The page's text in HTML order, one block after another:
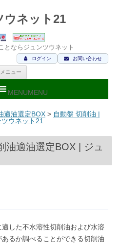
ウネット21
とならジュンツウネット
お問い合わせ
ログイン
メニュー
ン
ツ
ス
キ
ッ
MENUMENU
適油選定BOX > 自動盤 切削油 |
ウネット21
油適油選定BOX | ジュ
した不水溶性切削油および水溶
るか調べることができる切削油